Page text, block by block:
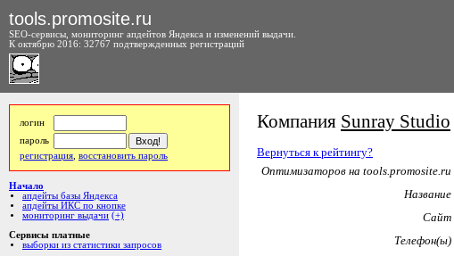
tools.promosite.ru
SEO-сервисы, мониторинг апдейтов Яндекса и изменений выдачи.
К октябрю 2016: 32767 подтвержденных регистраций
логин
пароль
регистрация восстановить пароль
Начало
апдейты базы Яндекса
апдейты ИКС по кнопке
мониторинг выдачи (+)
Сервисы платные
выборки из статистики запросов
Компания Sunray Studio
Вернуться к рейтингу?
Оптимизаторов на tools.promosite.ru
Название
Сайт
Телефон(ы)